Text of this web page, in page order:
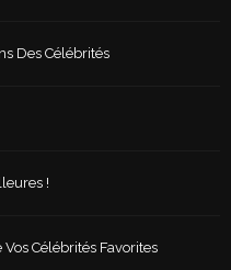
Des Célébrités
!
Célébrités Favorites